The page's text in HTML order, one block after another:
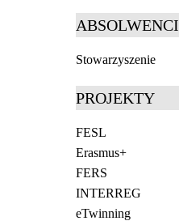
ABSOLWENCI
Stowarzyszenie
PROJEKTY
FESL
Erasmus+
FERS
INTERREG
eTwinning